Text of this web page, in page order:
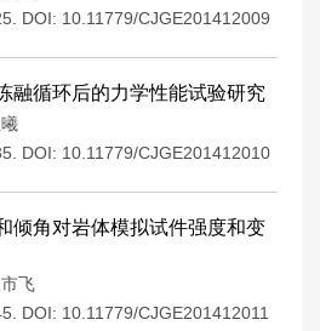
DOI: 10.11779/CJGE201412009
融循环后的力学性能试验研究
DOI: 10.11779/CJGE201412010
倾角对岩体模拟试件强度和变
飞
DOI: 10.11779/CJGE201412011